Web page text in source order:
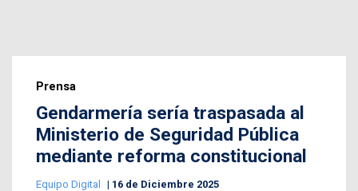
Prensa
Gendarmería sería traspasada al
Ministerio de Seguridad Pública
mediante reforma constitucional
Equipo Digital 16 de Diciembre 2025